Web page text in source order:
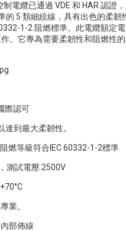
制電纜已通過 VDE 和 HAR 認
的 5 類細絞線，具有出色的柔
1-2 阻燃標準。此電纜額定
。它專為需要柔韌性和阻燃性
際認可
到最大柔韌性。
燃等級符合IEC 60332-1-2標準
測試電壓 2500V
業。
部佈線